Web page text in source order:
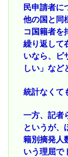
民申請者に
他の国と同
コ国籍者を
繰り返して
いなら、ビ
しい」など
統計なくて
一方、記者
というが、
籍別摘発人
いう理屈で